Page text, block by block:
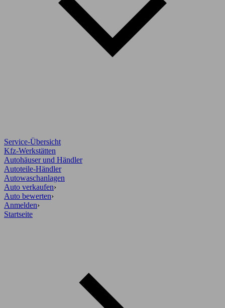
Service-Übersicht
Kfz-Werkstätten
Autohäuser und Händler
Autoteile-Händler
Autowaschanlagen
Auto verkaufen›
Auto bewerten›
Anmelden›
Startseite